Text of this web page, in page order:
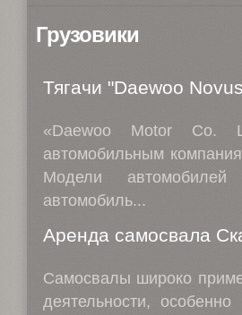
Грузовики
Тягачи "Daewoo
«Daewoo Motor Co.
автомобильным
Модели
автомобиль...
Аренда самосвала
Самосвалы широко
деятельности,